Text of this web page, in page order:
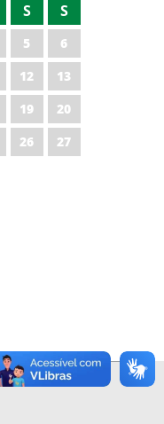
S S
5
6
12
13
19
20
26
27